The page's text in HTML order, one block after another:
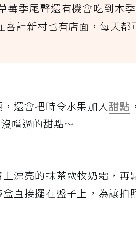
莓季尾聲還有機會吃到本
計新村也有店面，每天都
還會把時令水果加入甜點
嚐過的甜點～
漂亮的抹茶歐牧奶霜，
直接擺在盤子上，為讓